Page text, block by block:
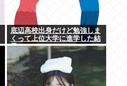
底辺高校出身だけど勉強しま
くって上位大学に進学した結
果w